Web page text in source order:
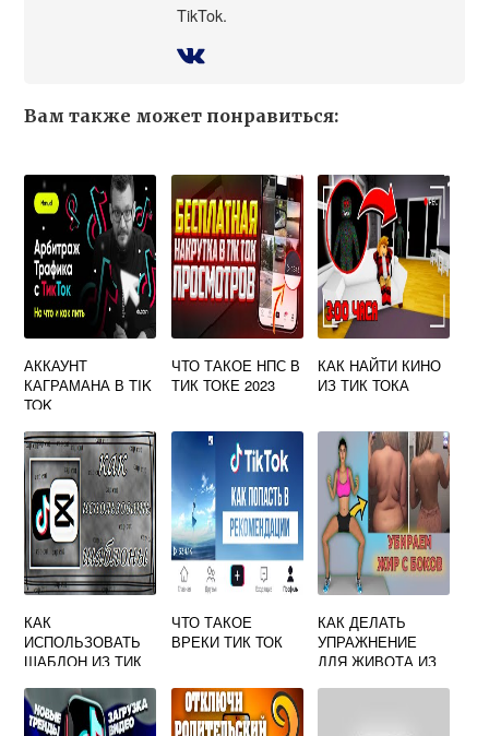
TikTok.
Вам также может понравиться:
АККАУНТ
КАГРАМАНА В TIK
TOK
ЧТО ТАКОЕ НПС В
ТИК ТОКЕ 2023
КАК НАЙТИ КИНО
ИЗ ТИК ТОКА
КАК
ИСПОЛЬЗОВАТЬ
ШАБЛОН ИЗ ТИК
ЧТО ТАКОЕ
ВРЕКИ ТИК ТОК
КАК ДЕЛАТЬ
УПРАЖНЕНИЕ
ДЛЯ ЖИВОТА ИЗ